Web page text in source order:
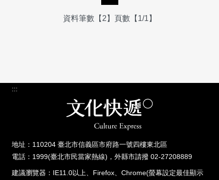
資料筆數【2】頁數【1/1】
:::
地址：110204 臺北市信義區市府路一號四樓東北區
電話：1999(臺北市民當家熱線)，外縣市請撥 02-27208889
建議瀏覽器：IE11.0以上、Firefox、Chrome(螢幕設定最佳顯示